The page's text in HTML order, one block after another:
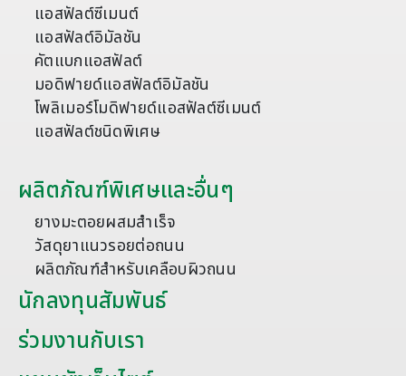
แอสฟัลต์ซีเมนต์
แอสฟัลต์อิมัลชัน
คัตแบกแอสฟัลต์
มอดิฟายด์แอสฟัลต์อิมัลชัน
โพลิเมอร์โมดิฟายด์แอสฟัลต์ซีเมนต์
แอสฟัลต์ชนิดพิเศษ
ผลิตภัณฑ์พิเศษและอื่นๆ
ยางมะตอยผสมสำเร็จ
วัสดุยาแนวรอยต่อถนน
ผลิตภัณฑ์สำหรับเคลือบผิวถนน
นักลงทุนสัมพันธ์
ร่วมงานกับเรา